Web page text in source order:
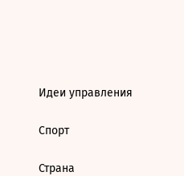
Идеи управления
Спорт
Страна